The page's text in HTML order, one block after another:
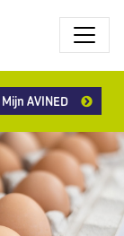
Mijn AVINED